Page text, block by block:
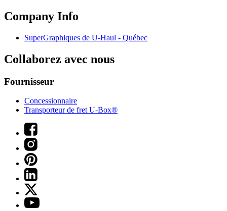
Company Info
SuperGraphiques de U-Haul - Québec
Collaborez avec nous
Fournisseur
Concessionnaire
Transporteur de fret U-Box®